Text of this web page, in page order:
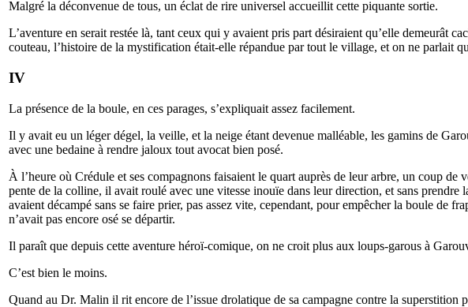
Malgré la déconvenue de tous, un éclat de rire universel accueillit cette piquante sortie.
L’aventure en serait restée là, tant ceux qui y avaient pris part désiraient qu’elle demeurât
couteau, l’histoire de la mystification était-elle répandue par tout le village, et on ne parlait
IV
La présence de la boule, en ces parages, s’expliquait assez facilement.
Il y avait eu un léger dégel, la veille, et la neige étant devenue malléable, les gamins de
avec une bedaine à rendre jaloux tout avocat bien posé.
À l’heure où Crédule et ses compagnons faisaient le quart auprès de leur arbre, un coup
pente de la colline, il avait roulé avec une vitesse inouïe dans leur direction, et sans
avaient décampé sans se faire prier, pas assez vite, cependant, pour empêcher la boule de
n’avait pas encore osé se départir.
Il paraît que depuis cette aventure héroï-comique, on ne croit plus aux loups-garous à
C’est bien le moins.
Quand au Dr. Malin il rit encore de l’issue drolatique de sa campagne contre la superstition